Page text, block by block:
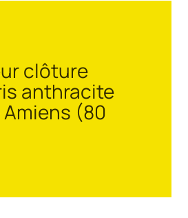
clôture
anthracite
(80